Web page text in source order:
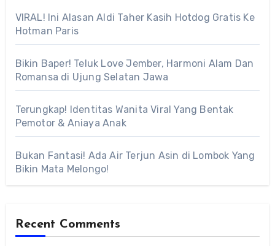
VIRAL! Ini Alasan Aldi Taher Kasih Hotdog Gratis Ke
Hotman Paris
Bikin Baper! Teluk Love Jember, Harmoni Alam Dan
Romansa di Ujung Selatan Jawa
Terungkap! Identitas Wanita Viral Yang Bentak
Pemotor & Aniaya Anak
Bukan Fantasi! Ada Air Terjun Asin di Lombok Yang
Bikin Mata Melongo!
Recent Comments